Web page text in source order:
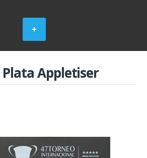
Plata Appletiser